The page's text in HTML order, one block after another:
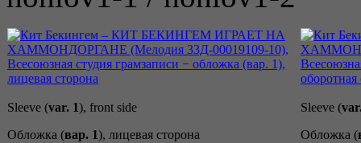
Sleeve (var. 1), front side
Обложка (вар. 1), лицевая сторона
Sleeve (
Обложка (